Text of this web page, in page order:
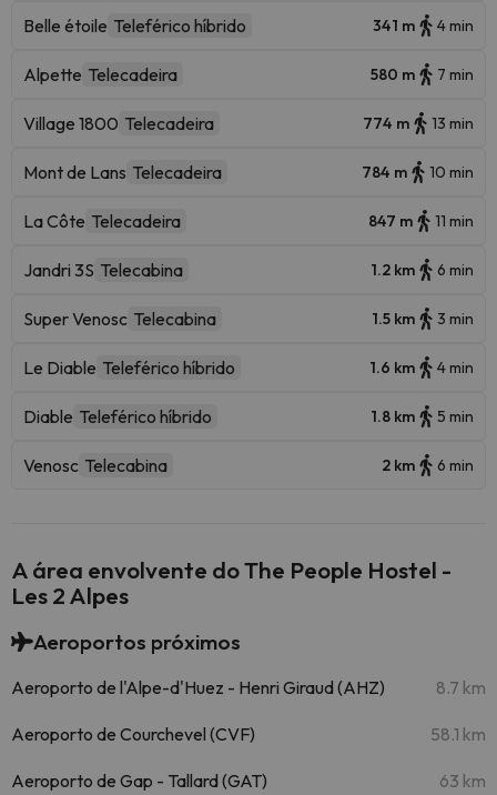
Belle étoile Teleférico híbrido 341 m 4 min
Alpette Telecadeira 580 m 7 min
Village 1800 Telecadeira 774 m 13 min
Mont de Lans Telecadeira 784 m 10 min
La Côte Telecadeira 847 m 11 min
Jandri 3S Telecabina 1.2 km 6 min
Super Venosc Telecabina 1.5 km 3 min
Le Diable Teleférico híbrido 1.6 km 4 min
Diable Teleférico híbrido 1.8 km 5 min
Venosc Telecabina 2 km 6 min
A área envolvente do The People Hostel -
Les 2 Alpes
Aeroportos próximos
Aeroporto de l'Alpe-d'Huez - Henri Giraud (AHZ) 8.7 km
Aeroporto de Courchevel (CVF) 58.1 km
Aeroporto de Gap - Tallard (GAT) 63 km